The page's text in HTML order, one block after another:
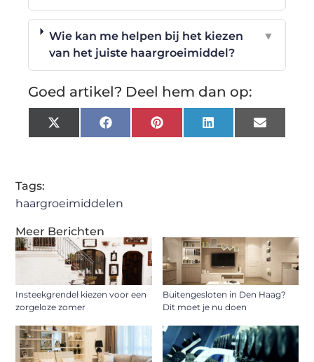
Meer Berichten
Insteekgrendel kiezen voor een
zorgeloze zomer
Buitengesloten in Den Haag?
Dit moet je nu doen
Wie kan me helpen bij het kiezen
van het juiste haargroeimiddel?
▼
Goed artikel? Deel hem dan op:
X
(Twitter)
FacebookPinterestLinkedInEmail
Tags:
haargroeimiddelen